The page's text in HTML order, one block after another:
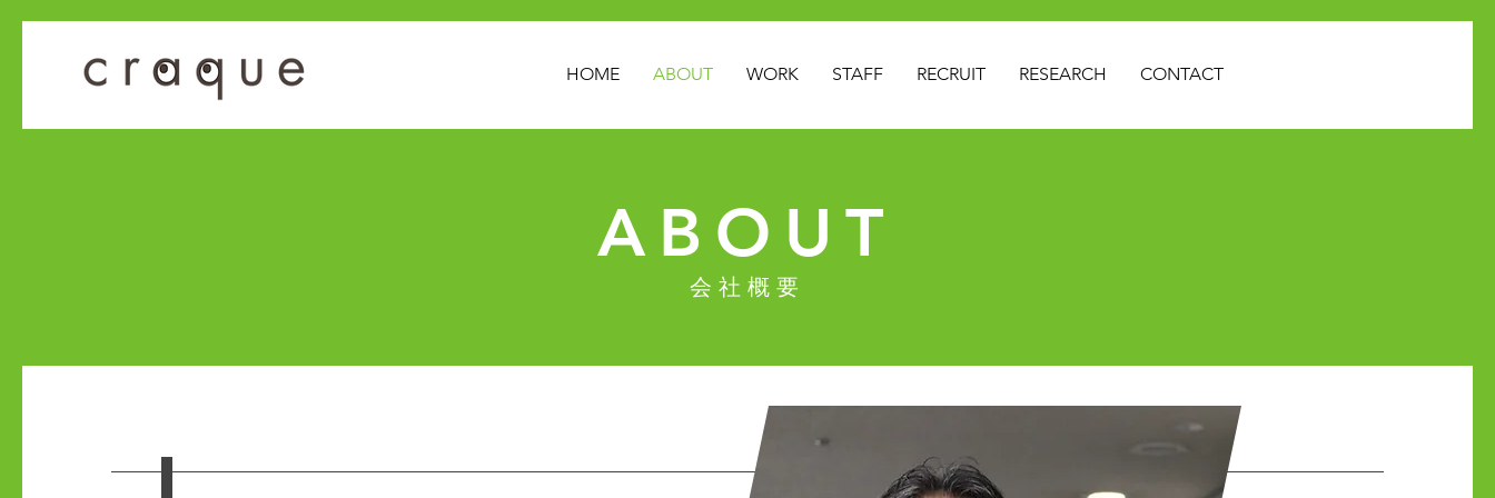
HOME ABOUT WORK STAFF RECRUIT RESEARCH CONTACT
​ABOUT
​会社概要